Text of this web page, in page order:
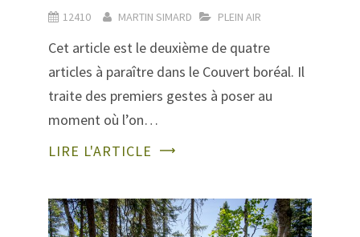
12410 MARTIN SIMARD PLEIN AIR
Cet article est le deuxième de quatre
articles à paraître dans le Couvert boréal. Il
traite des premiers gestes à poser au
moment où l’on…
LIRE L'ARTICLE